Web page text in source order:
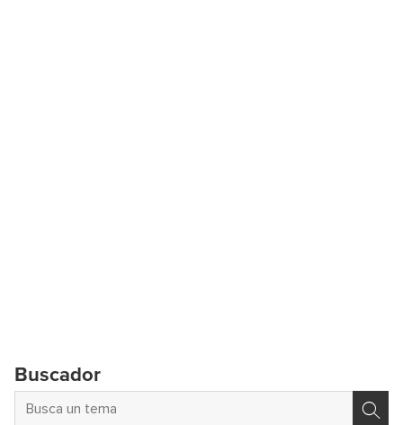
Buscador